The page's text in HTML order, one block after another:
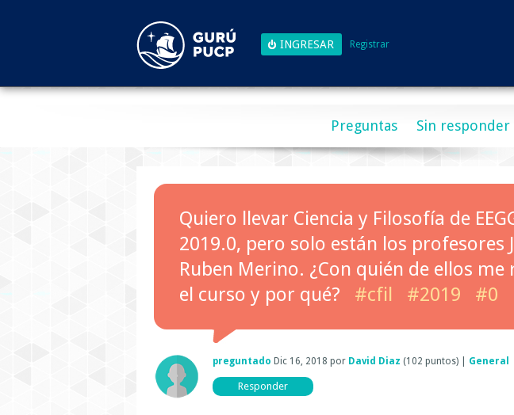
Registrar
Preguntas Sin responder
Quiero llevar Ciencia y Filosofía de
2019.0, pero solo están los profesores
Ruben Merino. ¿Con quién de ellos
el curso y por qué?
#cfil #2019 #0
preguntado Dic 16, 2018 por David Diaz (102 puntos) General